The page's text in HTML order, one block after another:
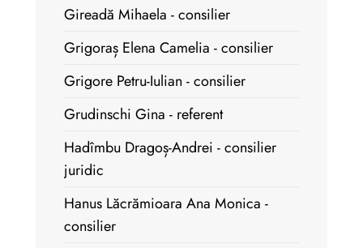
Gireadă Mihaela - consilier
Grigoraș Elena Camelia - consilier
Grigore Petru-Iulian - consilier
Grudinschi Gina - referent
Hadîmbu Dragoș-Andrei - consilier
juridic
Hanus Lăcrămioara Ana Monica -
consilier